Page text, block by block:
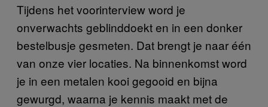
Tijdens het voorinterview word je
onverwachts geblinddoekt en in een donker
bestelbusje gesmeten. Dat brengt je naar één
van onze vier locaties. Na binnenkomst word
je in een metalen kooi gegooid en bijna
gewurgd, waarna je kennis maakt met de